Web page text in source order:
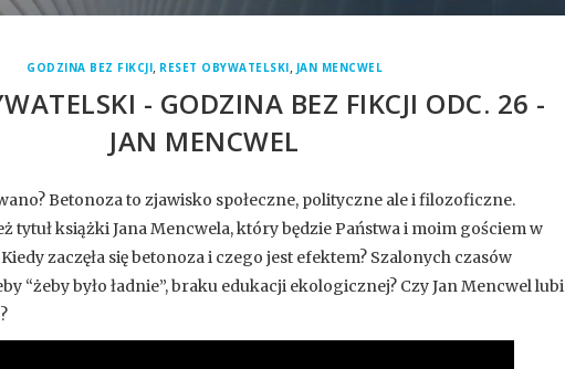
GODZINA BEZ FIKCJI, RESET OBYWATELSKI, JAN MENCWEL
- GODZINA BEZ FIKCJI ODC. 26 -
JAN MENCWEL
Betonoza to zjawisko społeczne, polityczne ale i filozoficzne.
tytuł książki Jana Mencwela, który będzie Państwa i moim gościem w
zaczęła się betonoza i czego jest efektem? Szalonych czasów
“żeby było ładnie”, braku edukacji ekologicznej? Czy Jan Mencwel lubi